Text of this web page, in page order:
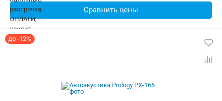
Сравнить цены
до -12%